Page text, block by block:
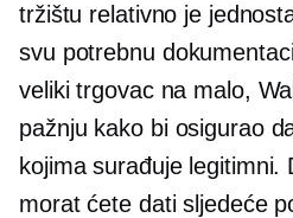
tržištu relativno je
svu potrebnu
veliki trgovac na malo,
pažnju kako bi osigurao
kojima surađuje legitimni.
morat ćete dati sljedeće